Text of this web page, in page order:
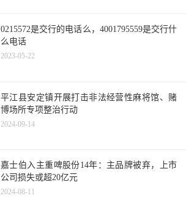
0215572是交行的电话么，4001795559是交行什
么电话
2023-05-22
平江县安定镇开展打击非法经营性麻将馆、赌
博场所专项整治行动
2024-09-14
嘉士伯入主重啤股份14年：主品牌被弃，上市
公司损失或超20亿元
2024-08-11